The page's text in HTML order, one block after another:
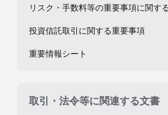
リスク・手数料等の重要事項に関す
投資信託取引に関する重要事項
重要情報シート
取引・法令等に関連する文書